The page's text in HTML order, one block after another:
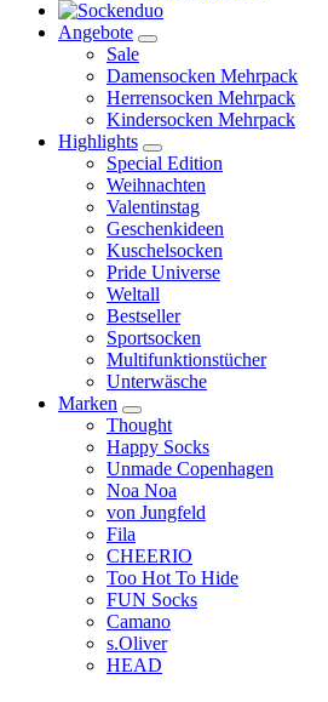
Angebote
Sale
Damensocken Mehrpack
Herrensocken Mehrpack
Kindersocken Mehrpack
Highlights
Special Edition
Weihnachten
Valentinstag
Geschenkideen
Kuschelsocken
Pride Universe
Weltall
Bestseller
Sportsocken
Multifunktionstücher
Unterwäsche
Marken
Thought
Happy Socks
Unmade Copenhagen
Noa Noa
von Jungfeld
Fila
CHEERIO
Too Hot To Hide
FUN Socks
Camano
s.Oliver
HEAD